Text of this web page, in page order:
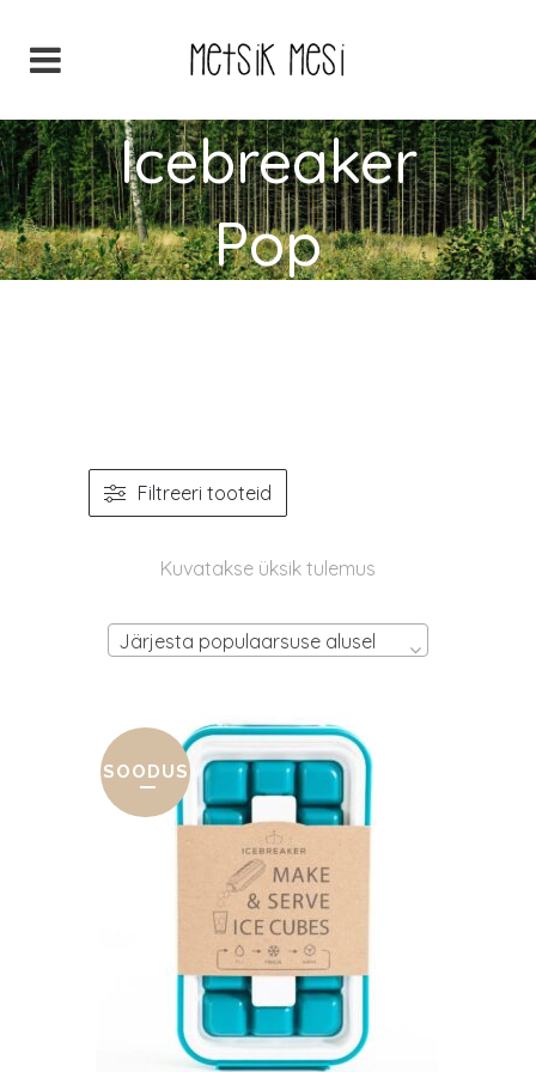
Icebreaker
Pop
Filtreeri tooteid
Kuvatakse üksik tulemus
Järjesta populaarsuse alusel
SOODUS